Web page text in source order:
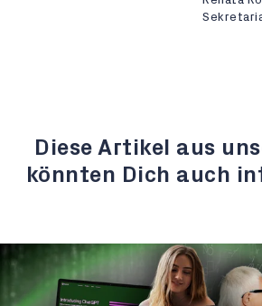
Diese Artikel aus
könnten Dich auch